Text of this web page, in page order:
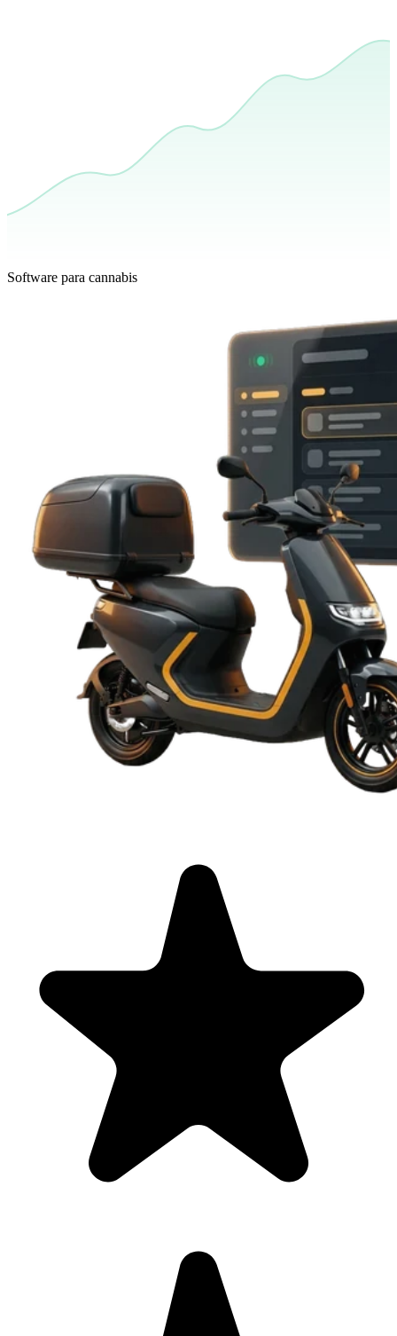
Software para cannabis